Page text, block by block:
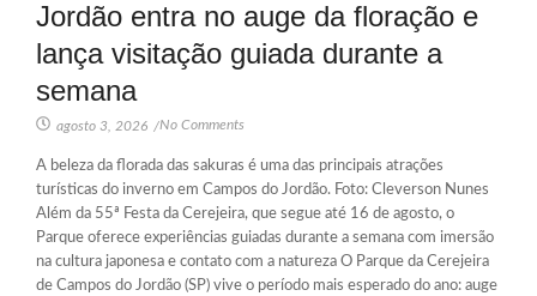
Jordão entra no auge da floração e
lança visitação guiada durante a
semana
agosto 3, 2026 /No Comments
A beleza da florada das sakuras é uma das principais atrações
turísticas do inverno em Campos do Jordão. Foto: Cleverson Nunes
Além da 55ª Festa da Cerejeira, que segue até 16 de agosto, o
Parque oferece experiências guiadas durante a semana com imersão
na cultura japonesa e contato com a natureza O Parque da Cerejeira
de Campos do Jordão (SP) vive o período mais esperado do ano: auge